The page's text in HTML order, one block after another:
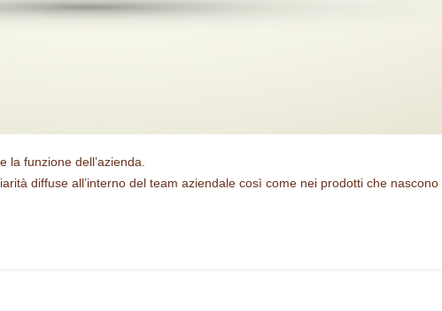
la funzione dell’azienda.
diffuse all’interno del team aziendale così come nei prodotti che nascono